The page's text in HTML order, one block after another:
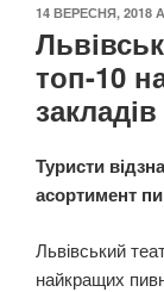
ОПУБЛІКОВАНО
14 ВЕРЕСНЯ, 2018
топ-10
Туристи
асортимент
Львівський
найкращих